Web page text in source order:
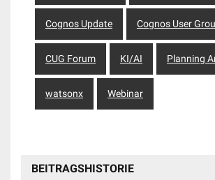
Cognos Update Cognos User
CUG Forum KI/AI Planning
watsonx Webinar
BEITRAGSHISTORIE